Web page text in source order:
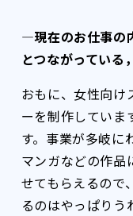
―現在のお仕事の
とつながっている
おもに、女性向け
ーを制作していま
す。事業が多岐に
マンガなどの作品
せてもらえるので
るのはやっぱりう